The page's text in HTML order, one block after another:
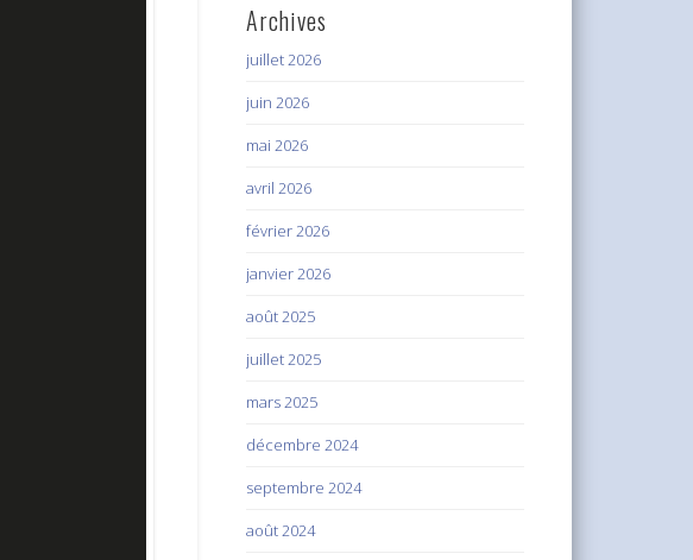
Archives
juillet 2026
juin 2026
mai 2026
avril 2026
février 2026
janvier 2026
août 2025
juillet 2025
mars 2025
décembre 2024
septembre 2024
août 2024